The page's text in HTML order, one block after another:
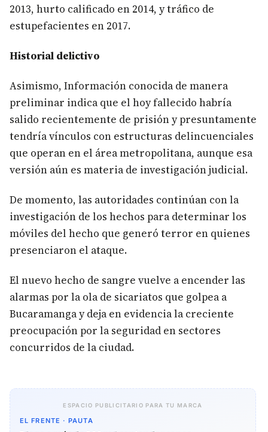
2013, hurto calificado en 2014, y tráfico de
estupefacientes en 2017.
Historial delictivo
Asimismo, Información conocida de manera
preliminar indica que el hoy fallecido habría
salido recientemente de prisión y presuntamente
tendría vínculos con estructuras delincuenciales
que operan en el área metropolitana, aunque esa
versión aún es materia de investigación judicial.
De momento, las autoridades continúan con la
investigación de los hechos para determinar los
móviles del hecho que generó terror en quienes
presenciaron el ataque.
El nuevo hecho de sangre vuelve a encender las
alarmas por la ola de sicariatos que golpea a
Bucaramanga y deja en evidencia la creciente
preocupación por la seguridad en sectores
concurridos de la ciudad.
ESPACIO PUBLICITARIO PARA TU MARCA
EL FRENTE · PAUTA